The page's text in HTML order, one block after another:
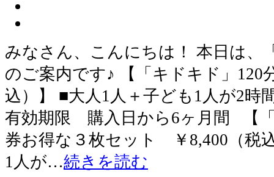
みなさん、こんにちは！ 本日は、
のご案内です♪ 【「キドキド」
込）】 ■大人1人＋子ども1人が2
有効期限 購入日から6ヶ月間 【
券お得な３枚セット ￥8,400（税
1人が…続きを読む